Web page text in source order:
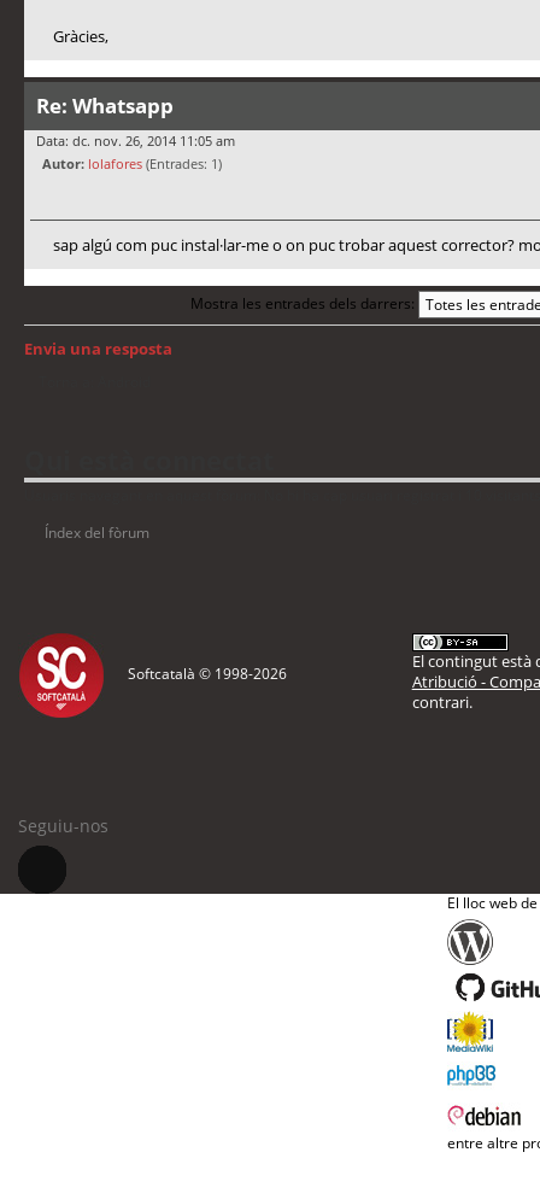
Gràcies,
Re: Whatsapp
Data: dc. nov. 26, 2014 11:05 am
Autor: lolafores (Entrades: 1)
sap algú com puc instal·lar-me o on puc trobar aquest corrector?
Mostra les entrades dels darrers:
Envia una resposta
Índex del fòrum
Softcatalà © 1998-2026
El contingut està
Atribució -
contrari.
Seguiu-nos
El lloc web
entre altre